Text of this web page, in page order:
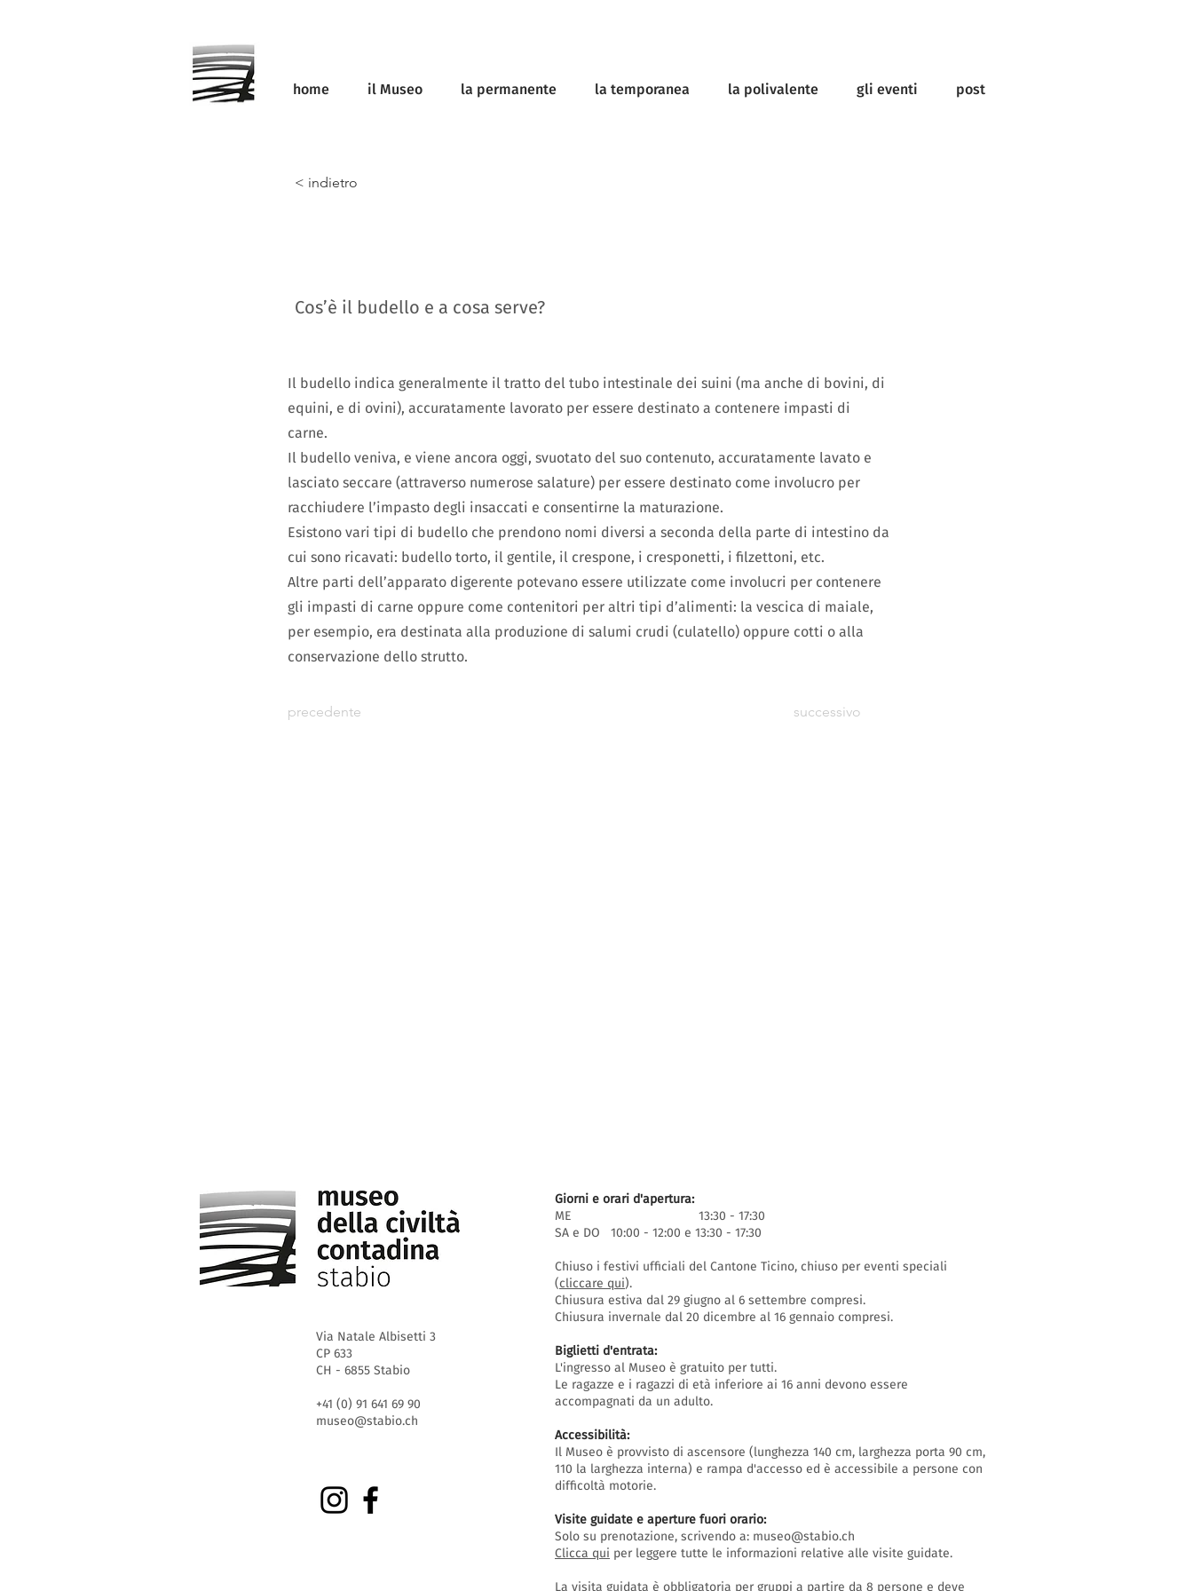
home il Museo la permanente la temporanea la polivalente gli eventi post
< indietro
Cos’è il budello e a cosa serve?
Il budello indica generalmente il tratto del tubo intestinale dei suini (ma anche di bovini, di
equini, e di ovini), accuratamente lavorato per essere destinato a contenere impasti di
carne.
Il budello veniva, e viene ancora oggi, svuotato del suo contenuto, accuratamente lavato e
lasciato seccare (attraverso numerose salature) per essere destinato come involucro per
racchiudere l’impasto degli insaccati e consentirne la maturazione.
Esistono vari tipi di budello che prendono nomi diversi a seconda della parte di intestino da
cui sono ricavati: budello torto, il gentile, il crespone, i cresponetti, i filzettoni, etc.
Altre parti dell’apparato digerente potevano essere utilizzate come involucri per contenere
gli impasti di carne oppure come contenitori per altri tipi d’alimenti: la vescica di maiale,
per esempio, era destinata alla produzione di salumi crudi (culatello) oppure cotti o alla
conservazione dello strutto.
precedente successivo
Via Natale Albisetti 3
CP 633
CH - 6855 Stabio
+41 (0) 91 641 69 90
museo@stabio.ch
Giorni e orari d'apertura:
ME 13:30 - 17:30
SA e DO 10:00 - 12:00 e 13:30 - 17:30
Chiuso i festivi ufficiali del Cantone Ticino, chiuso per eventi speciali
(cliccare qui).
Chiusura estiva dal 29 giugno al 6 settembre compresi.
Chiusura invernale dal 20 dicembre al 16 gennaio compresi.
Biglietti d'entrata:
L'ingresso al Museo è gratuito per tutti.
Le ragazze e i ragazzi di età inferiore ai 16 anni devono essere
accompagnati da un adulto.
Accessibilità:
Il Museo è provvisto di ascensore (lunghezza 140 cm, larghezza porta 90 cm,
110 la larghezza interna) e rampa d'accesso ed è accessibile a persone con
difficoltà motorie.
Visite guidate e aperture fuori orario:
Solo su prenotazione, scrivendo a: museo@stabio.ch
Clicca qui per leggere tutte le informazioni relative alle visite guidate.
La visita guidata è obbligatoria per gruppi a partire da 8 persone e deve